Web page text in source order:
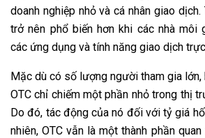
doanh nghiệp nhỏ và cá nhân giao
trở nên phổ biến hơn khi các nhà môi
các ứng dụng và tính năng giao dịch
Mặc dù có số lượng người tham gia
OTC chỉ chiếm một phần nhỏ trong thị
Do đó, tác động của nó đối với tỷ giá
nhiên, OTC vẫn là một thành phần